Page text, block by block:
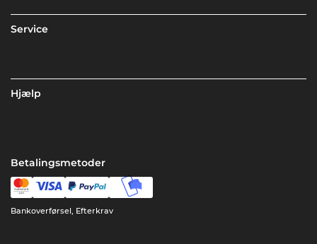
Service
Hjælp
Betalingsmetoder
Bankoverførsel, Efterkrav